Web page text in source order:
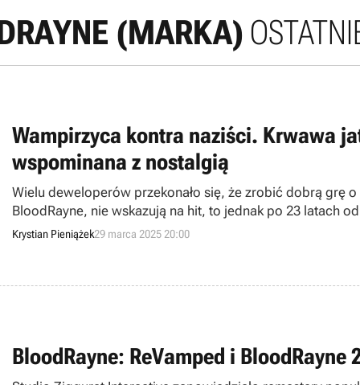
(MARKA)
Wampirzyca kontra naziści. Krwawa
wspominana z nostalgią
Wielu deweloperów przekonało się, że zrobić dobrą grę
BloodRayne, nie wskazują na hit, to jednak po 23 latach
sentymentem.
Krystian Pieniążek29 marca 2025 20:00
BloodRayne: ReVamped i BloodRayne